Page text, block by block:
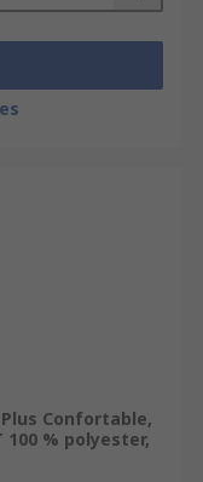
Confortable,
100 % polyester,